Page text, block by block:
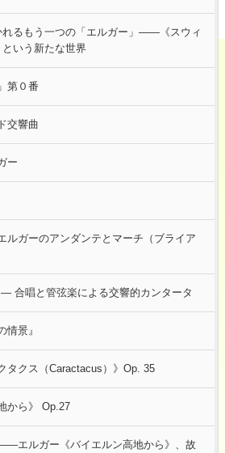
れるもう一つの「エルガー」――《スウィ
いう新たな世界
第０番
交響曲
ー
ルガーのアンダンテとマーチ（ブライア
― 合唱と管弦楽による交響的カンタータ
情景』
タクス（Caractacus）》Op. 35
から》 Op.27
エルガー《バイエルン高地から》、故